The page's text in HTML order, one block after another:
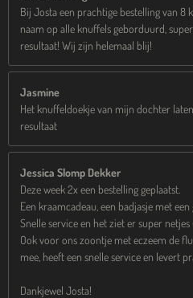
Bij Josta een prachtige bestelling van 8
naam op alle knuffels geborduurd,
resultaat! Wij zijn helemaal blij!
Jasmine
Het knuffeldoekje van mijn dochter
resultaat
Jessica Slomp Dekker
Deze week 2x een bestelling geplaatst.
Een kraamcadeau, een badjasje met
Snelle service en het ziet er super netjes
Ook voor ons zoontje met eczeem de
mee, heeft een snelle service en levert
Dankjewel Josta!